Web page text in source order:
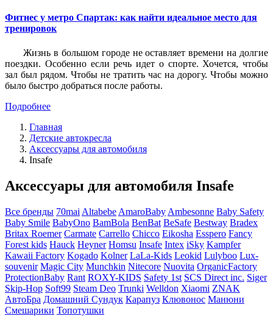
Фитнес у метро Спартак: как найти идеальное место для
тренировок
Жизнь в большом городе не оставляет времени на долгие
поездки. Особенно если речь идет о спорте. Хочется, чтобы
зал был рядом. Чтобы не тратить час на дорогу. Чтобы можно
было быстро добраться после работы.
Подробнее
Главная
Детские автокресла
Аксессуары для автомобиля
Insafe
Аксессуары для автомобиля Insafe
Все бренды 70mai Altabebe AmaroBaby Ambesonne Baby Safety
Baby Smile BabyOno BamBola BenBat BeSafe Bestway Bradex
Britax Roemer Carmate Carrello Chicco Eikosha Esspero Fancy
Forest kids Hauck Heyner Homsu Insafe Intex iSky Kampfer
Kawaii Factory Kogado Kolner LaLa-Kids Leokid Lulyboo Lux-
souvenir Magic City Munchkin Nitecore Nuovita OrganicFactory
ProtectionBaby Rant ROXY-KIDS Safety 1st SCS Direct inc. Siger
Skip-Hop Soft99 Steam Deo Trunki Welldon Xiaomi ZNAK
АвтоБра Домашний Сундук Карапуз Клювонос Манюни
Смешарики Топотушки